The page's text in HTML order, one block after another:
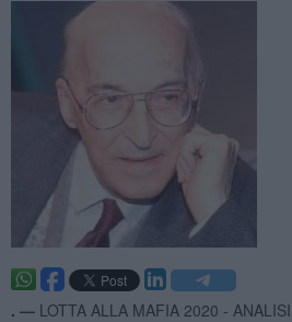
. — LOTTA ALLA MAFIA 2020 -